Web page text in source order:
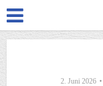
2. Juni 2026